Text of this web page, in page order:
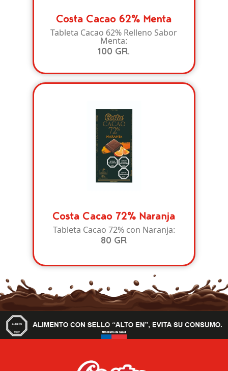
Costa Cacao 62% Menta
Tableta Cacao 62% Relleno Sabor
Menta:
100 GR.
Costa Cacao 72% Naranja
Tableta Cacao 72% con Naranja:
80 GR